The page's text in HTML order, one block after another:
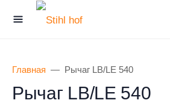
Главная Рычаг LB/LE 540
Рычаг LB/LE 540